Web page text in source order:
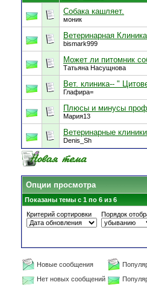
Собака кашляет.
моник
Ветеринарная
bismark999
Может ли питомник
Татьяна Насущнова
Вет. клиника-- "
Глафира=
Плюсы и минусы
Мария13
Ветеринарные
Denis_Sh
Опции просмотра
Показаны темы с 1 по 6 из 6
Критерий сортировки
Порядок
Новые сообщения
Нет новых сообщений